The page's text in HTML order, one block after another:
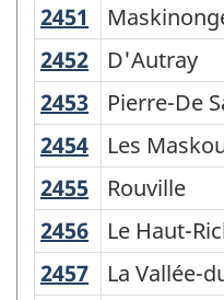
2451
Maskinongé
2452 D'Autray
D'Autray
2453 Pierre-De
Pierre-De
2454 Les
Les
2455 Rouville
Rouville
2456 Le Haut-
Le Haut-
2457 La Vallée-
La Vallée-